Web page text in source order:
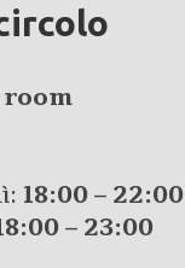
room
18:00 – 22:00
– 23:00